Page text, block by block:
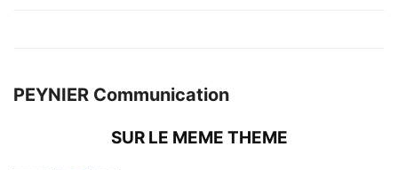
PEYNIER Communication
SUR LE MEME THEME